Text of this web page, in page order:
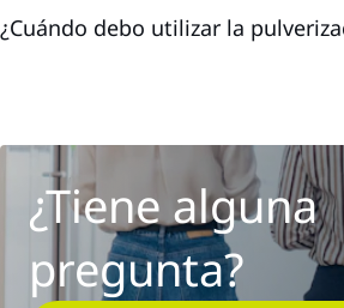
¿Cuándo debo utilizar la
¿Tiene alguna
pregunta?